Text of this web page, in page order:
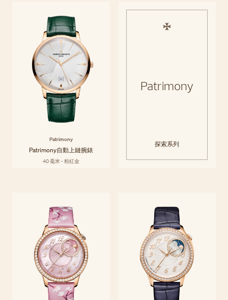
Patrimony
Patrimony自動上鏈腕錶
40 毫米 - 粉紅金
Patrimony
探索系列
Égérie
Égérie系列靈感來自女性，專為女性而設計，將高級訂製時裝與高級製錶
技術完美結合，以當代敏銳品味與歷史傳承工藝讚頌風格與材質。 Égérie
錶款內外兼美，美感超越標準定義。
探索系列